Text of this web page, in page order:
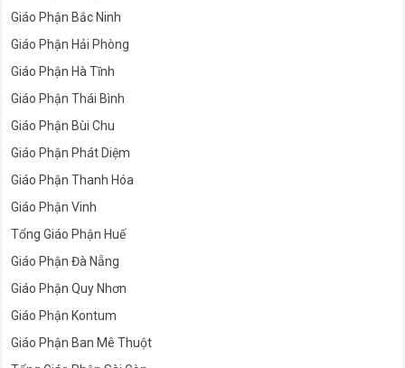
Giáo Phận Bắc Ninh
Giáo Phận Hải Phòng
Giáo Phận Hà Tĩnh
Giáo Phận Thái Bình
Giáo Phận Bùi Chu
Giáo Phận Phát Diệm
Giáo Phận Thanh Hóa
Giáo Phận Vinh
Tổng Giáo Phận Huế
Giáo Phận Đà Nẵng
Giáo Phận Quy Nhơn
Giáo Phận Kontum
Giáo Phận Ban Mê Thuột